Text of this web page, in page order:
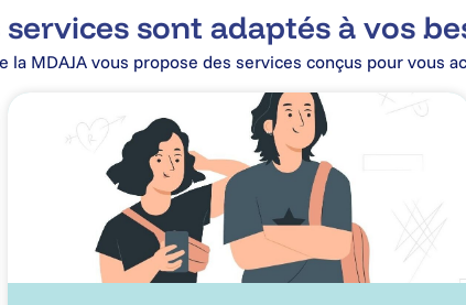
services sont adaptés à vos
la MDAJA vous propose des services conçus pour vous